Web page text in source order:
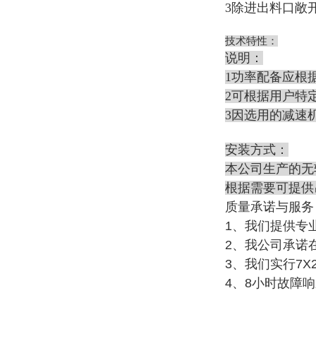
3除进出料口敞
技术特性：
说明：
1功率配备应根
2可根据用户特
3因选用的减速
安装方式：
本公司生产的
根据需要可提
质量承诺与服务
1、我们提供专
2、我公司承诺
3、我们实行
4、8小时故障